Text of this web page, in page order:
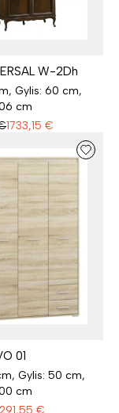
W-2Dh
Gylis: 60 cm,
cm
1733,15 €
01
Gylis: 50 cm,
cm
291,55 €